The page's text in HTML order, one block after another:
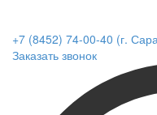
+7 (8452) 74-00-40 (г.
Заказать звонок